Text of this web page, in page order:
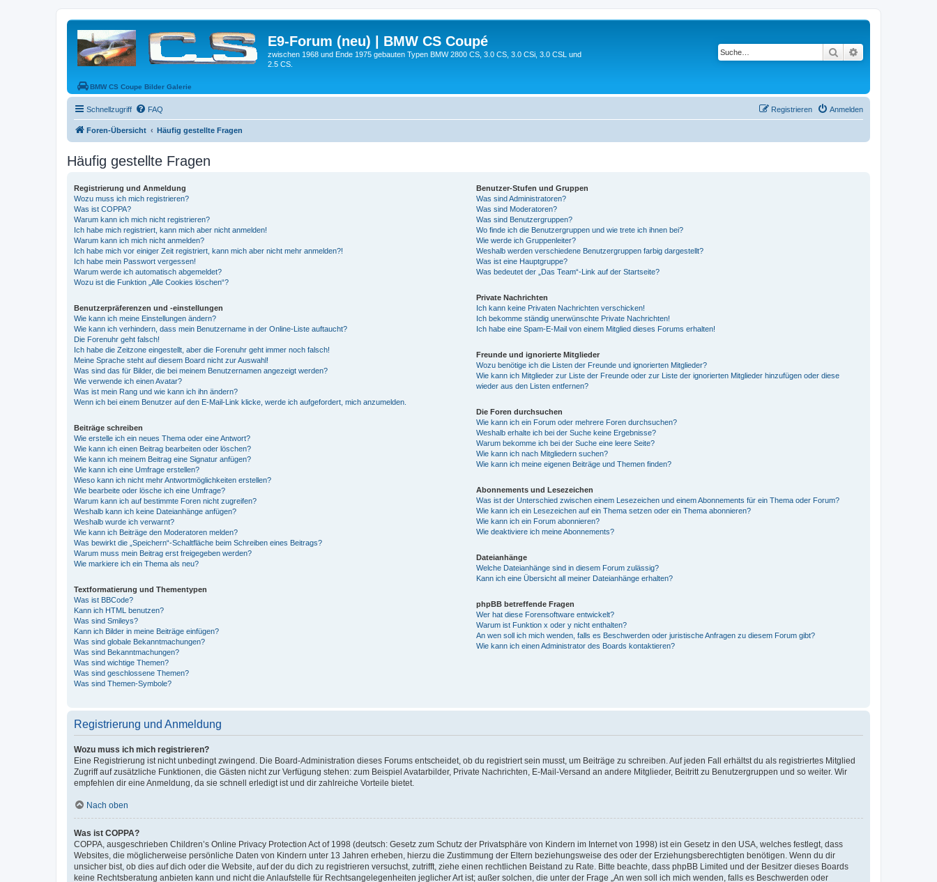
E9-Forum (neu) | BMW CS Coupé
zwischen 1968 und Ende 1975 gebauten Typen BMW 2800 CS, 3.0 CS, 3.0 CSi, 3.0 CSL und
2.5 CS.
BMW CS Coupe Bilder Galerie
Suche
Schnellzugriff FAQ Anmelden
Registrieren
Foren-Übersicht Häufig gestellte Fragen
Häufig gestellte Fragen
Registrierung und Anmeldung
Wozu muss ich mich registrieren?
Was ist COPPA?
Warum kann ich mich nicht registrieren?
Ich habe mich registriert, kann mich aber nicht anmelden!
Warum kann ich mich nicht anmelden?
Ich habe mich vor einiger Zeit registriert, kann mich aber nicht mehr anmelden?!
Ich habe mein Passwort vergessen!
Warum werde ich automatisch abgemeldet?
Wozu ist die Funktion „Alle Cookies löschen“?
Benutzerpräferenzen und -einstellungen
Wie kann ich meine Einstellungen ändern?
Wie kann ich verhindern, dass mein Benutzername in der Online-Liste auftaucht?
Die Forenuhr geht falsch!
Ich habe die Zeitzone eingestellt, aber die Forenuhr geht immer noch falsch!
Meine Sprache steht auf diesem Board nicht zur Auswahl!
Was sind das für Bilder, die bei meinem Benutzernamen angezeigt werden?
Wie verwende ich einen Avatar?
Was ist mein Rang und wie kann ich ihn ändern?
Wenn ich bei einem Benutzer auf den E-Mail-Link klicke, werde ich aufgefordert, mich anzumelden.
Beiträge schreiben
Wie erstelle ich ein neues Thema oder eine Antwort?
Wie kann ich einen Beitrag bearbeiten oder löschen?
Wie kann ich meinem Beitrag eine Signatur anfügen?
Wie kann ich eine Umfrage erstellen?
Wieso kann ich nicht mehr Antwortmöglichkeiten erstellen?
Wie bearbeite oder lösche ich eine Umfrage?
Warum kann ich auf bestimmte Foren nicht zugreifen?
Weshalb kann ich keine Dateianhänge anfügen?
Weshalb wurde ich verwarnt?
Wie kann ich Beiträge den Moderatoren melden?
Was bewirkt die „Speichern“-Schaltfläche beim Schreiben eines Beitrags?
Warum muss mein Beitrag erst freigegeben werden?
Wie markiere ich ein Thema als neu?
Textformatierung und Thementypen
Was ist BBCode?
Kann ich HTML benutzen?
Was sind Smileys?
Kann ich Bilder in meine Beiträge einfügen?
Was sind globale Bekanntmachungen?
Was sind Bekanntmachungen?
Was sind wichtige Themen?
Was sind geschlossene Themen?
Was sind Themen-Symbole?
Benutzer-Stufen und Gruppen
Was sind Administratoren?
Was sind Moderatoren?
Was sind Benutzergruppen?
Wo finde ich die Benutzergruppen und wie trete ich ihnen bei?
Wie werde ich Gruppenleiter?
Weshalb werden verschiedene Benutzergruppen farbig dargestellt?
Was ist eine Hauptgruppe?
Was bedeutet der „Das Team“-Link auf der Startseite?
Private Nachrichten
Ich kann keine Privaten Nachrichten verschicken!
Ich bekomme ständig unerwünschte Private Nachrichten!
Ich habe eine Spam-E-Mail von einem Mitglied dieses Forums erhalten!
Freunde und ignorierte Mitglieder
Wozu benötige ich die Listen der Freunde und ignorierten Mitglieder?
Wie kann ich Mitglieder zur Liste der Freunde oder zur Liste der ignorierten Mitglieder hinzufügen oder diese
wieder aus den Listen entfernen?
Die Foren durchsuchen
Wie kann ich ein Forum oder mehrere Foren durchsuchen?
Weshalb erhalte ich bei der Suche keine Ergebnisse?
Warum bekomme ich bei der Suche eine leere Seite?
Wie kann ich nach Mitgliedern suchen?
Wie kann ich meine eigenen Beiträge und Themen finden?
Abonnements und Lesezeichen
Was ist der Unterschied zwischen einem Lesezeichen und einem Abonnements für ein Thema oder Forum?
Wie kann ich ein Lesezeichen auf ein Thema setzen oder ein Thema abonnieren?
Wie kann ich ein Forum abonnieren?
Wie deaktiviere ich meine Abonnements?
Dateianhänge
Welche Dateianhänge sind in diesem Forum zulässig?
Kann ich eine Übersicht all meiner Dateianhänge erhalten?
phpBB betreffende Fragen
Wer hat diese Forensoftware entwickelt?
Warum ist Funktion x oder y nicht enthalten?
An wen soll ich mich wenden, falls es Beschwerden oder juristische Anfragen zu diesem Forum gibt?
Wie kann ich einen Administrator des Boards kontaktieren?
Registrierung und Anmeldung
Wozu muss ich mich registrieren?
Eine Registrierung ist nicht unbedingt zwingend. Die Board-Administration dieses Forums entscheidet, ob du registriert sein musst, um Beiträge zu schreiben. Auf jeden Fall erhältst du als registriertes Mitglied
Zugriff auf zusätzliche Funktionen, die Gästen nicht zur Verfügung stehen: zum Beispiel Avatarbilder, Private Nachrichten, E-Mail-Versand an andere Mitglieder, Beitritt zu Benutzergruppen und so weiter. Wir
empfehlen dir eine Anmeldung, da sie schnell erledigt ist und dir zahlreiche Vorteile bietet.
Nach oben
Was ist COPPA?
COPPA, ausgeschrieben Children’s Online Privacy Protection Act of 1998 (deutsch: Gesetz zum Schutz der Privatsphäre von Kindern im Internet von 1998) ist ein Gesetz in den USA, welches festlegt, dass
Websites, die möglicherweise persönliche Daten von Kindern unter 13 Jahren erheben, hierzu die Zustimmung der Eltern beziehungsweise des oder der Erziehungsberechtigten benötigen. Wenn du dir
unsicher bist, ob dies auf dich oder die Website, auf der du dich zu registrieren versuchst, zutrifft, ziehe einen rechtlichen Beistand zu Rate. Bitte beachte, dass phpBB Limited und der Besitzer dieses Boards
keine Rechtsberatung anbieten kann und nicht die Anlaufstelle für Rechtsangelegenheiten jeglicher Art ist; außer solchen, die unter der Frage „An wen soll ich mich wenden, falls es Beschwerden oder